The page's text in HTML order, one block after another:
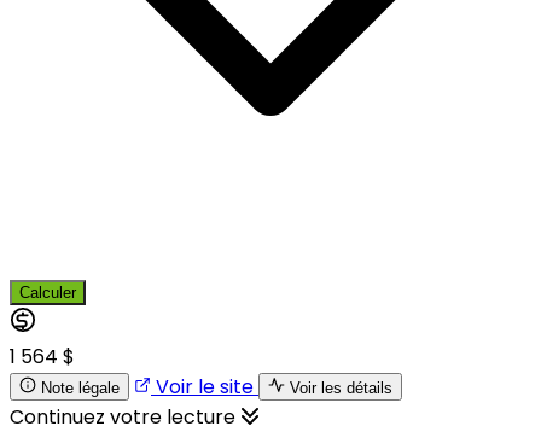
Calculer
1 564 $
Note légale Voir le site Voir les détails
Continuez votre lecture